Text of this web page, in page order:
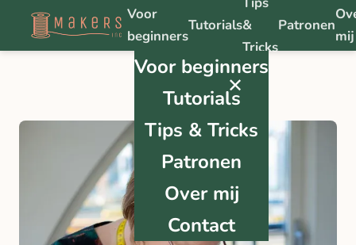
Voor
beginners
Tutorials&
Tricks
Patronen
mij
✕
Voor beginners
Tutorials
Tips & Tricks
Patronen
Over mij
Contact